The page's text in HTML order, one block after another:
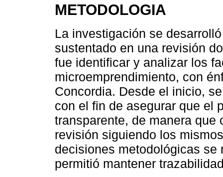
METODOLOGIA
La investigación se
sustentado en una revisión
fue identificar y analizar los
microemprendimiento, con
Concordia. Desde el inicio,
con el fin de asegurar que el
transparente, de manera
revisión siguiendo los
decisiones metodológicas se
permitió mantener